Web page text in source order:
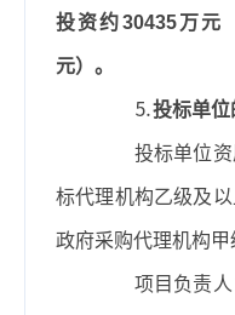
投资约30435万元
元）。
⒌投标单位
投标单位资
标代理机构乙级及
政府采购代理机构甲
项目负责人